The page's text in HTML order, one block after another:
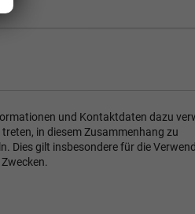
und Kontaktdaten dazu
in diesem Zusammenhang zu
Dies gilt insbesondere für die